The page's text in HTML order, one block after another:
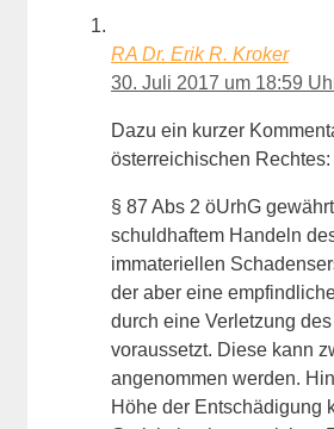
RA Dr. Erik R. Kroker
30. Juli 2017 um 18:59
Dazu ein kurzer
österreichischen Rechtes:
§ 87 Abs 2 öUrhG
schuldhaftem Handeln
immateriellen
der aber eine
durch eine Verletzung
voraussetzt. Diese kann
angenommen werden.
Höhe der Entschädigung